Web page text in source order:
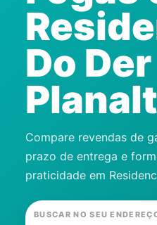
Notícias
Cadastre-se
Gás
Do
Compare revendas de
prazo de entrega e
praticidade em
BUSCAR NO SEU